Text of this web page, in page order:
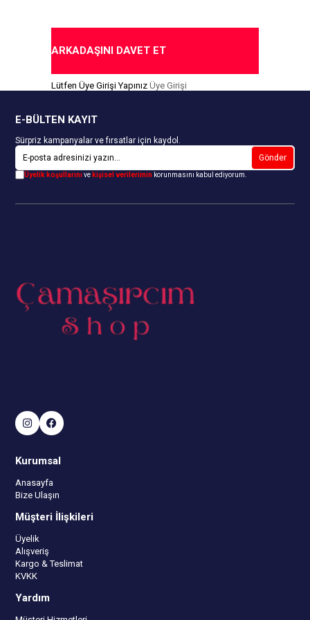
ARKADAŞINI DAVET ET
Lütfen Üye Girişi Yapınız Üye Girişi
E-BÜLTEN KAYIT
Sürpriz kampanyalar ve fırsatlar için kaydol.
Gönder
Üyelik koşullarınıve kişisel verilerimin korunmasını kabul ediyorum.
Kurumsal
Anasayfa
Bize Ulaşın
Müşteri İlişkileri
Üyelik
Alışveriş
Kargo & Teslimat
KVKK
Yardım